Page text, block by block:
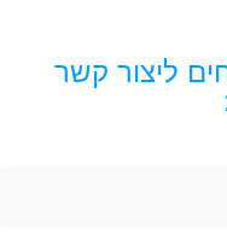
ליצור קשר